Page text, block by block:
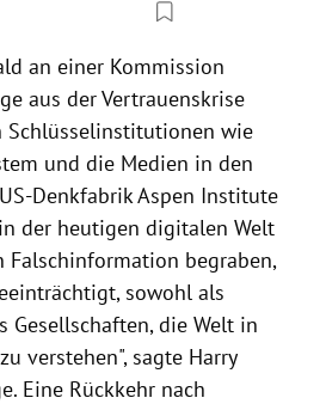
an einer Kommission
aus der Vertrauenskrise
Schlüsselinstitutionen wie
und die Medien in den
Denkfabrik Aspen Institute
der heutigen digitalen Welt
Falschinformation begraben,
sowohl als
Gesellschaften, die Welt in
verstehen", sagte Harry
Eine Rückkehr nach